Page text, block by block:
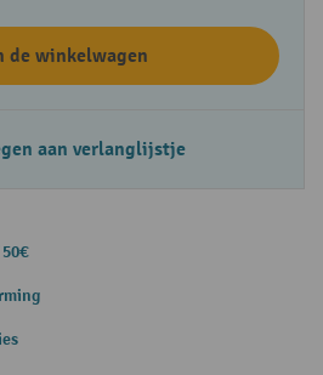
de winkelwagen
aan verlanglijstje